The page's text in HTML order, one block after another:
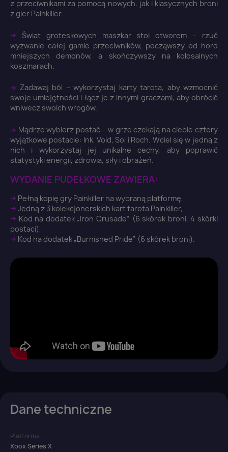
z przeciwnikami za pomocą nowych, jak i klasycznych broni
z gier Painkiller.
➜
Świat groteskowych maszkar stoi otworem – rzuć
wyzwanie całej gamie przeciwników, począwszy od hord
mniejszych demonów, a skończywszy na kolosalnych
koszmarach.
➜ Zadawaj ból – wykorzystaj karty tarota, aby wzmocnić
swoje umiejętności i łącz je z innymi graczami, aby obrócić
wniwecz swoich wrogów.
➜ Mądrze wybierz postać – w grze czekają na ciebie cztery
wyjątkowe postacie: Ink, Void, Sol i Roch. Wciel się w jedną z
nich i wykorzystaj jej unikalne cechy, aby poprawić
statystyki energii, zdrowia, siły i obrażeń.
WYDANIE PUDEŁKOWE ZAWIERA:
➜ Pełną kopię gry Painkiller na wybraną platformę,
➜ Jedną z 3 kolekcjonerskich kart tarota Painkiller,
➜ Kod na dodatek „Iron Crusade” (6 skórek broni, 4 skórki
postaci),
➜ Kod na dodatek „Burnished Pride” (6 skórek broni).
Dane techniczne
Platforma
Xbox Series X
Zaloguj się ×
You need to be logged in to save products in your
wish list.
Anuluj